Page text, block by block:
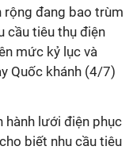
rộng đang bao trùm
cầu tiêu thụ điện
mức kỷ lục và
Quốc khánh (4/7)
hành lưới điện phục
biết nhu cầu tiêu